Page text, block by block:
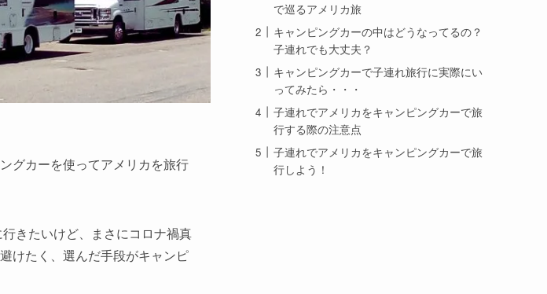
グカーを使ってアメリカを旅行
きたいけど、まさにコロナ禍真
けたく、選んだ手段がキャンピ
で巡るアメリカ旅
キャンピングカーの中はどうなってるの？
子連れでも大丈夫？
キャンピングカーで子連れ旅行に実際にい
ってみたら・・・
子連れでアメリカをキャンピングカーで旅
行する際の注意点
子連れでアメリカをキャンピングカーで旅
行しよう！